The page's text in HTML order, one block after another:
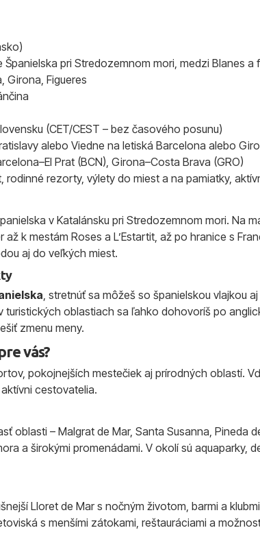
pri Stredozemnom mori, medzi Blanes a
Girona, Figueres
(CET/CEST – bez časového posunu)
alebo Viedne na letiská Barcelona alebo
Prat (BCN), Girona–Costa Brava (GRO)
rezorty, výlety do miest a na pamiatky,
v Katalánsku pri Stredozemnom mori. Na
k mestám Roses a L’Estartit, až po hranice s
aj do veľkých miest.
, stretnúť sa môžeš so španielskou vlajkou
turistických oblastiach sa ľahko dohovoríš po
zmenu meny.
vás?
pokojnejších mestečiek aj prírodných oblastí.
cestovatelia.
oblasti – Malgrat de Mar, Santa Susanna, Pineda
a širokými promenádami. V okolí sú aquaparky,
Lloret de Mar s nočným životom, barmi a
s menšími zátokami, reštauráciami a